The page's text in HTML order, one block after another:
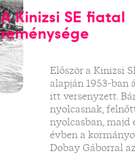
A Kinizsi SE fiatal
reménysége
Először a Kinizsi
alapján 1953-ban
itt versenyzett.
nyolcasnak,
nyolcasban, majd
évben a
Dobay Gáborral